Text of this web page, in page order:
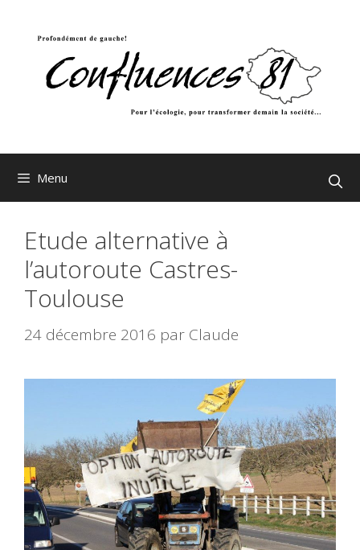
Menu
Etude alternative à
l’autoroute Castres-
Toulouse
24 décembre 2016 par Claude